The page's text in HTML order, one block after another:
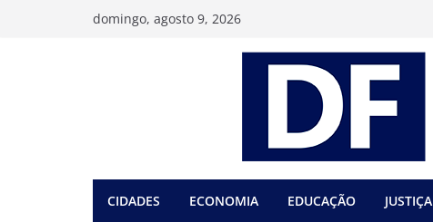
domingo, agosto 9, 2026
CIDADES ECONOMIA EDUCAÇÃO JUSTIÇA